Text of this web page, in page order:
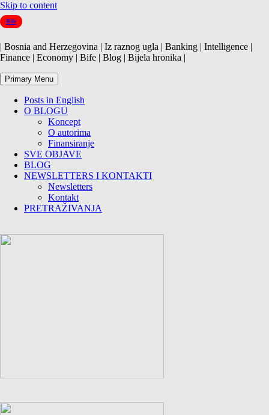
Skip to content
Bife
| Bosnia and Herzegovina | Iz raznog ugla | Banking | Intelligence |
Finance | Economy | Bife | Blog | Bijela hronika |
Primary Menu
Posts in English
O BLOGU
Koncept
O autorima
Finansiranje
SVE OBJAVE
BLOG
NEWSLETTERS I KONTAKTI
Newsletters
Kontakt
PRETRAŽIVANJA